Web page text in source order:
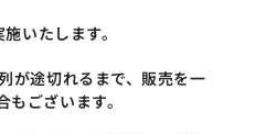
いたします。
が途切れるまで、販売を一
ございます。